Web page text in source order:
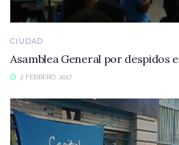
CIUDAD
Asamblea General por despidos
2 FEBRERO, 2017